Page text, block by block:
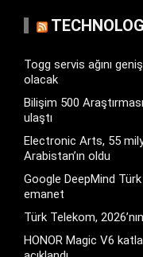
Togg servis ağını
olacak
Bilişim 500
ulaştı
Electronic Arts, 55
Arabistan’ın oldu
Google DeepMind
emanet
Türk Telekom,
HONOR Magic V6